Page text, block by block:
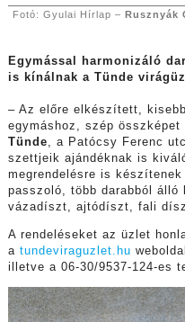
Fotó: Gyulai Hírlap – Rusznyák
Egymással harmonizáló
is kínálnak a Tünde
– Az előre elkészített,
egymáshoz, szép
Tünde, a Patócsy Ferenc
szettjeik ajándéknak is
megrendelésre is
passzoló, több darabból
vázadíszt, ajtódíszt, fali
A rendeléseket az üzlet
a tundeviraguzlet.hu
illetve a 06-30/9537-124-es